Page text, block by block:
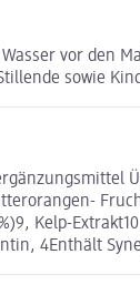
vor den
sowie
Kelp-
4Enthält